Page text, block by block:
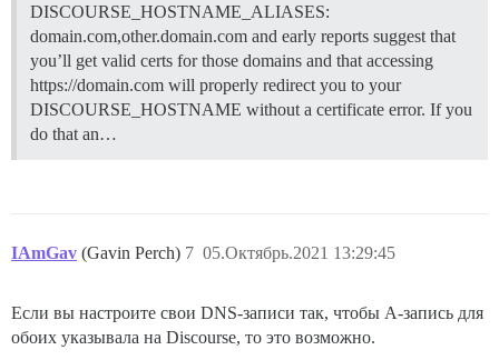
DISCOURSE_HOSTNAME_ALIASES:
domain.com,other.domain.com and early reports suggest that
you’ll get valid certs for those domains and that accessing
https://domain.com will properly redirect you to your
DISCOURSE_HOSTNAME without a certificate error. If you
do that an…
IAmGav (Gavin Perch) 05.Октябрь.2021 13:29:45
7
Если вы настроите свои DNS-записи так, чтобы A-запись для
обоих указывала на Discourse, то это возможно.